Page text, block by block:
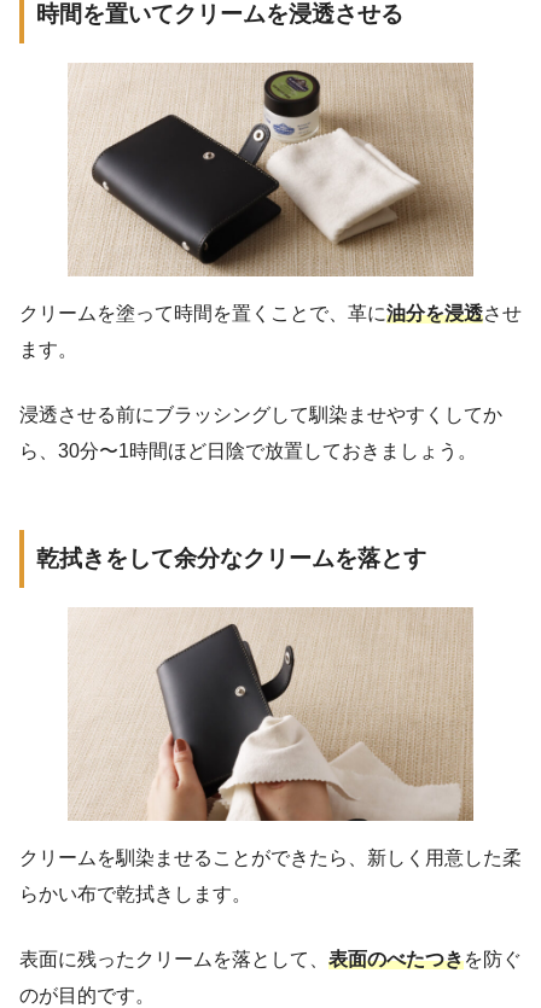
時間を置いてクリームを浸透させる
クリームを塗って時間を置くことで、革に油分を浸透させ
ます。
浸透させる前にブラッシングして馴染ませやすくしてか
ら、30分〜1時間ほど日陰で放置しておきましょう。
乾拭きをして余分なクリームを落とす
クリームを馴染ませることができたら、新しく用意した柔
らかい布で乾拭きします。
表面に残ったクリームを落として、 表面のべたつきを防ぐ
のが目的です。